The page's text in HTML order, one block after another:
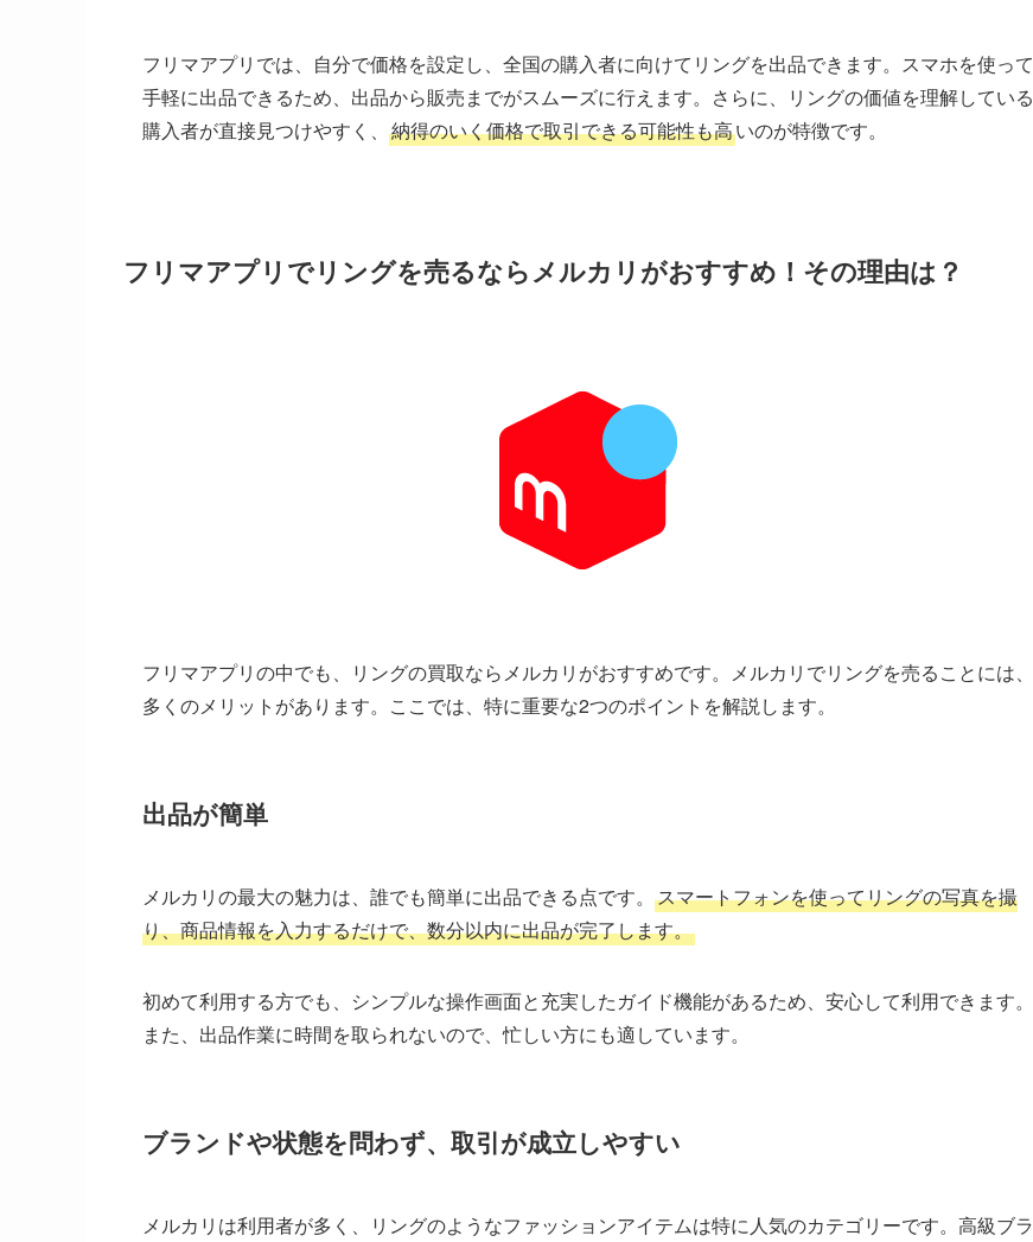
フリマアプリでは、自分で価格を設定し、全国の購入者に向けてリングを出品できます。スマホを使って
手軽に出品できるため、出品から販売までがスムーズに行えます。さらに、リングの価値を理解している
購入者が直接見つけやすく、 納得のいく価格で取引できる可能性も高いのが特徴です。
フリマアプリでリングを売るならメルカリがおすすめ！その理由は？
フリマアプリの中でも、リングの買取ならメルカリがおすすめです。メルカリでリングを売ることには、
多くのメリットがあります。ここでは、特に重要な2つのポイントを解説します。
出品が簡単
メルカリの最大の魅力は、誰でも簡単に出品できる点です。 スマートフォンを使ってリングの写真を撮
り、商品情報を入力するだけで、数分以内に出品が完了します。
初めて利用する方でも、シンプルな操作画面と充実したガイド機能があるため、安心して利用できます。
また、出品作業に時間を取られないので、忙しい方にも適しています。
ブランドや状態を問わず、取引が成立しやすい
メルカリは利用者が多く、リングのようなファッションアイテムは特に人気のカテゴリーです。高級ブラ